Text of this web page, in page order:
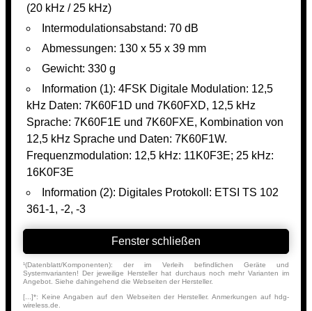
(20 kHz / 25 kHz)
Intermodulationsabstand: 70 dB
Abmessungen: 130 x 55 x 39 mm
Gewicht: 330 g
Information (1): 4FSK Digitale Modulation: 12,5
kHz Daten: 7K60F1D und 7K60FXD, 12,5 kHz
Sprache: 7K60F1E und 7K60FXE, Kombination von
12,5 kHz Sprache und Daten: 7K60F1W.
Frequenzmodulation: 12,5 kHz: 11K0F3E; 25 kHz:
16K0F3E
Information (2): Digitales Protokoll: ETSI TS 102
361-1, -2, -3
Fenster schließen
¹(Datenblatt/Komponenten): der im Verleih befindlichen Geräte und
Systemvarianten! Der jeweilige Hersteller hat durchaus noch mehr Varianten im
Angebot. Siehe dahingehend die Webseiten der Hersteller.
[...]*: Keine Angaben auf den Webseiten der Hersteller. Anmerkungen auf hdg-
wireless.de.